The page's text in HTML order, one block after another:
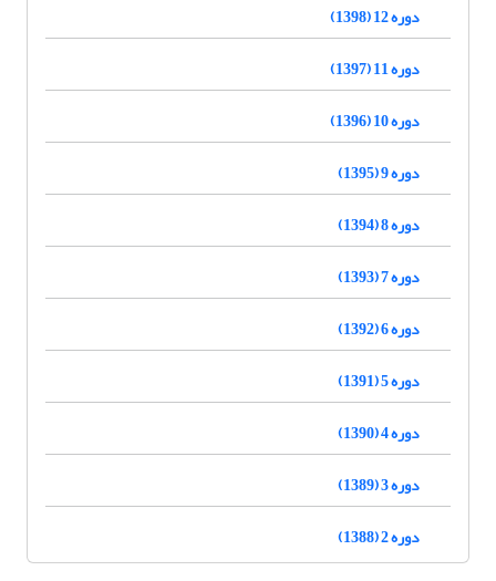
دوره 12 (1398)
دوره 11 (1397)
دوره 10 (1396)
دوره 9 (1395)
دوره 8 (1394)
دوره 7 (1393)
دوره 6 (1392)
دوره 5 (1391)
دوره 4 (1390)
دوره 3 (1389)
دوره 2 (1388)